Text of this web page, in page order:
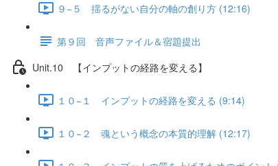
９−５ 揺るがない自分の軸の創り方 (12:16)
第９回 音声ファイル＆宿題提出
Unit.10 【インプットの経路を変える】
１０−１ インプットの経路を変える (9:14)
１０−２ 魂という概念の本質的理解 (12:17)